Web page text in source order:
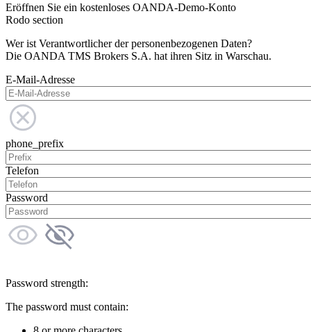
Eröffnen Sie ein kostenloses OANDA-Demo-Konto
Rodo section
Wer ist Verantwortlicher der personenbezogenen Daten?
Die OANDA TMS Brokers S.A. hat ihren Sitz in Warschau.
E-Mail-Adresse
phone_prefix
Telefon
Password
Password strength:
The password must contain: